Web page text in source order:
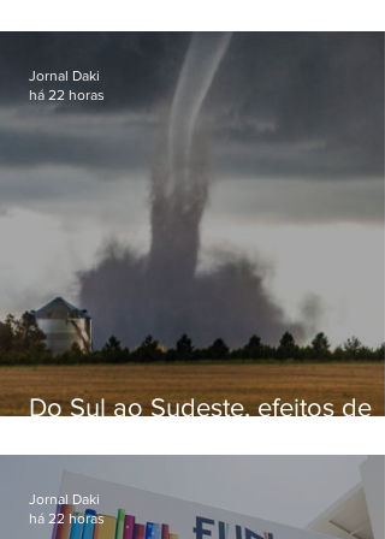
Do Sul ao Sudeste, efeitos de
apreensão na população
Jornal Daki
há 22 horas
Jornal Daki
há 22 horas